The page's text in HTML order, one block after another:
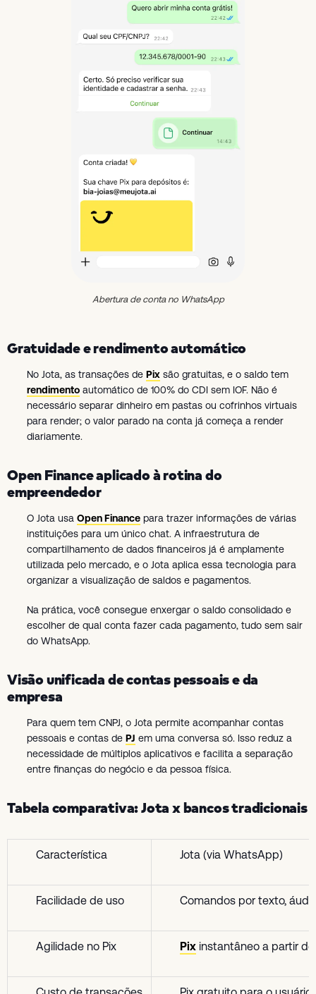
Abertura de conta no WhatsApp
Gratuidade e rendimento automático
No Jota, as transações de Pix são gratuitas, e o saldo tem
rendimento automático de 100% do CDI sem IOF. Não é
necessário separar dinheiro em pastas ou cofrinhos virtuais
para render; o valor parado na conta já começa a render
diariamente.
Open Finance aplicado à rotina do
empreendedor
O Jota usa Open Finance para trazer informações de várias
instituições para um único chat. A infraestrutura de
compartilhamento de dados financeiros já é amplamente
utilizada pelo mercado, e o Jota aplica essa tecnologia para
organizar a visualização de saldos e pagamentos.
Na prática, você consegue enxergar o saldo consolidado e
escolher de qual conta fazer cada pagamento, tudo sem sair
do WhatsApp.
Visão unificada de contas pessoais e da
empresa
Para quem tem CNPJ, o Jota permite acompanhar contas
pessoais e contas de PJ em uma conversa só. Isso reduz a
necessidade de múltiplos aplicativos e facilita a separação
entre finanças do negócio e da pessoa física.
Tabela comparativa: Jota x bancos tradicionais
Característica Jota (via WhatsApp)
Facilidade de uso Comandos por texto,
Agilidade no Pix Pix instantâneo a partir